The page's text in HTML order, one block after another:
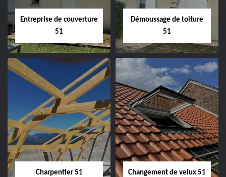
Entreprise de couverture
51
Entreprise de
couverture 51
Démoussage de toiture
51
Démoussage de
toiture 51
Charpentier 51 Changement de velux 51